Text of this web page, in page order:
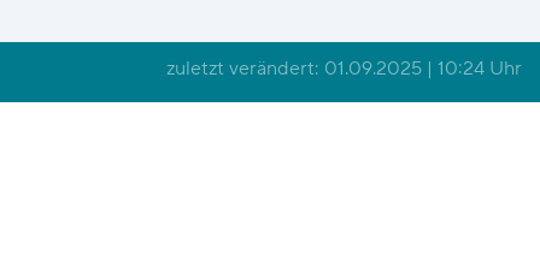
zuletzt verändert: 01.09.2025 | 10:24 Uhr